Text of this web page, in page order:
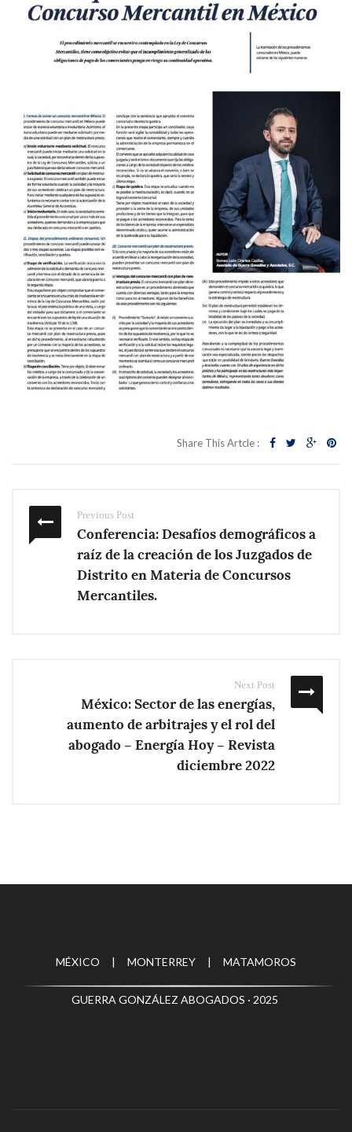
Share This Artcle :
Previous Post
Conferencia: Desafíos demográficos a
raíz de la creación de los Juzgados de
Distrito en Materia de Concursos
Mercantiles.
Next Post
México: Sector de las energías,
aumento de arbitrajes y el rol del
abogado – Energía Hoy – Revista
diciembre 2022
MÉXICO | MONTERREY | MATAMOROS
GUERRA GONZÁLEZ ABOGADOS · 2025